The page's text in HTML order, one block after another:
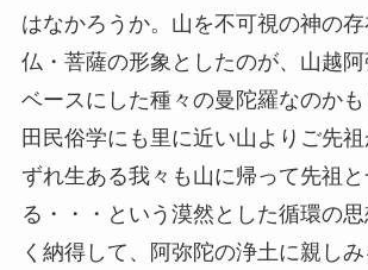
はなかろうか。山を不可視の神の
仏・菩薩の形象としたのが、山越
ベースにした種々の曼陀羅なのか
田民俗学にも里に近い山よりご先
ずれ生ある我々も山に帰って先祖
る・・・という漠然とした循環の
く納得して、阿弥陀の浄土に親し